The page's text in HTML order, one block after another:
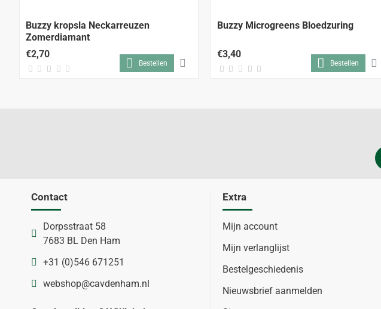
Buzzy kropsla Neckarreuzen
Zomerdiamant
€2,70
Bestellen
Buzzy Microgreens Bloedzuring
€3,40
Bestellen
Contact
Dorpsstraat 58
7683 BL Den Ham
+31 (0)546 671251
webshop@cavdenham.nl
Extra
Mijn account
Mijn verlanglijst
Bestelgeschiedenis
Nieuwsbrief aanmelden